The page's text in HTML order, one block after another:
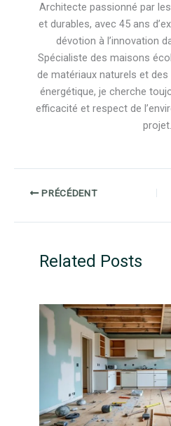
Architecte passionné par
et durables, avec 45 ans
dévotion à l’innovation
Spécialiste des maisons
de matériaux naturels et
énergétique, je cherche
efficacité et respect de
projet.
PRÉCÉDENT
Related Posts